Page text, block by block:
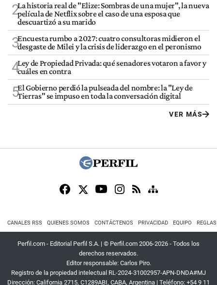
2La historia real de "Elize: Sombras de una mujer", la nueva
película de Netflix sobre el caso de una esposa que
descuartizó a su marido
3Encuesta rumbo a 2027: cuatro consultoras midieron el
desgaste de Milei y la crisis de liderazgo en el peronismo
4Ley de Propiedad Privada: qué senadores votaron a favor y
cuáles en contra
5El Gobierno perdió la pulseada del nombre: la "Ley de
Tierras" se impuso en toda la conversación digital
VER MÁS
CANALES RSS QUIENES SOMOS CONTÁCTENOS PRIVACIDAD EQUIPO
Perfil.com - Editorial Perfil S.A. | © Perfil.com 2006-2026 - Todos los
derechos reservados.
Editor responsable: Carlos Piro.
Registro de la propiedad intelectual RL-2024-31002957-APN-DNDA#MJ
Dirección: California 2715, C1289ABI, CABA, Argentina | Teléfono: +54 9 11